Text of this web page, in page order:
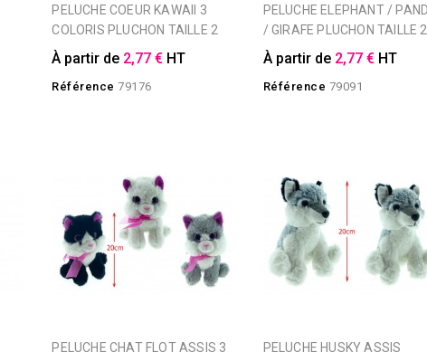
PELUCHE COEUR KAWAII 3
COLORIS PLUCHON TAILLE 2
À partir de 2,77 € HT
Référence 79176
PELUCHE ELEPHANT / PANDA
/ GIRAFE PLUCHON TAILLE 2
À partir de 2,77 € HT
Référence 79091
PELUCHE CHAT FLOT ASSIS 3
PELUCHE HUSKY ASSIS